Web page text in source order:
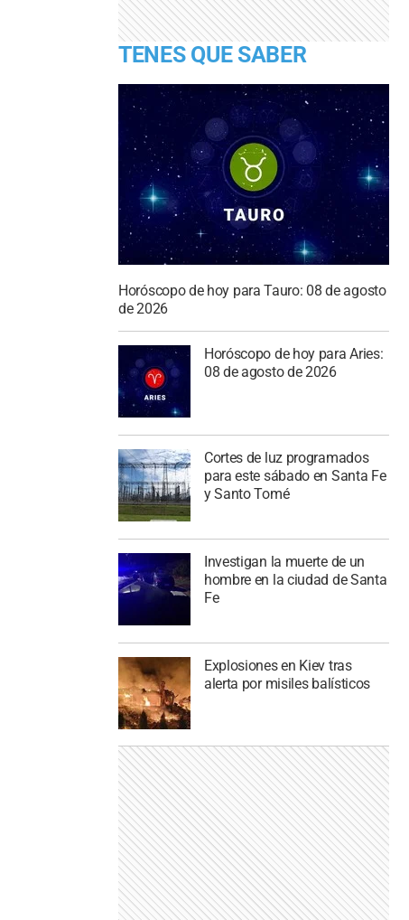
TENES QUE SABER
Horóscopo de hoy para Tauro: 08 de agosto
de 2026
Horóscopo de hoy para Aries:
08 de agosto de 2026
Cortes de luz programados
para este sábado en Santa Fe
y Santo Tomé
Investigan la muerte de un
hombre en la ciudad de Santa
Fe
Explosiones en Kiev tras
alerta por misiles balísticos